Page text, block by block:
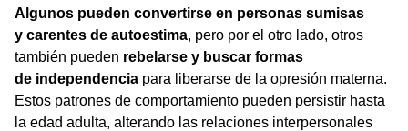
Algunos pueden convertirse en personas sumisas
y carentes de autoestima, pero por el otro lado, otros
también pueden rebelarse y buscar formas
de independencia para liberarse de la opresión materna.
Estos patrones de comportamiento pueden persistir hasta
la edad adulta, alterando las relaciones interpersonales